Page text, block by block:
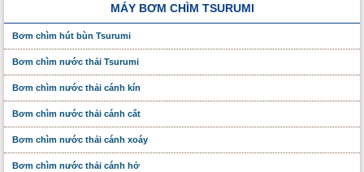
MÁY BƠM CHÌM TSURUMI
Bơm chìm hút bùn Tsurumi
Bơm chìm nước thải Tsurumi
Bơm chìm nước thải cánh kín
Bơm chìm nước thải cánh cắt
Bơm chìm nước thải cánh xoáy
Bơm chìm nước thải cánh hở